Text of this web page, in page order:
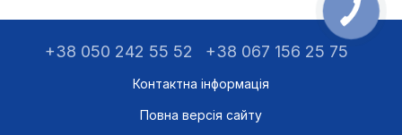
+38 050 242 55 52 +38 067 156 25 75
Контактна інформація
Повна версія сайту